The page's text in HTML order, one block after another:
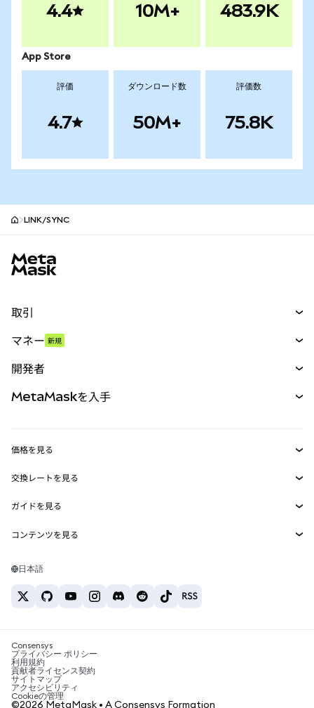
4.4 10M+ 483.9K
App Store
評価
4.7
ダウンロード数
50M+
評価数
75.8K
LINK/SYNC
取引
パーペチュアル
RWA
マネー 新規
開発者
MetaMask Connect
Snaps
Web3サービス
MetaMaskを入手
セキュリティ
サポート
キャリア
お問い合わせ
価格を見る
イーサリアムの価格
Solanaの価格
Tetherの価格
交換レートを見る
ETH→USD
USDT→INR
BTC→INR
ETH→USDT
ガイドを見る
ETHの購入
USDTの購入
SHIBの購入
BNBの購入
コンテンツを見る
Solanaウォレット
税制関連ニュース
暗号資産の購入方法は？
ビットコインを売るには？
日本語
Consensys
プライバシー ポリシー
利用規約
貢献者ライセンス契約
サイトマップ
アクセシビリティ
Cookieの管理
©2026 MetaMask • A Consensys Formation